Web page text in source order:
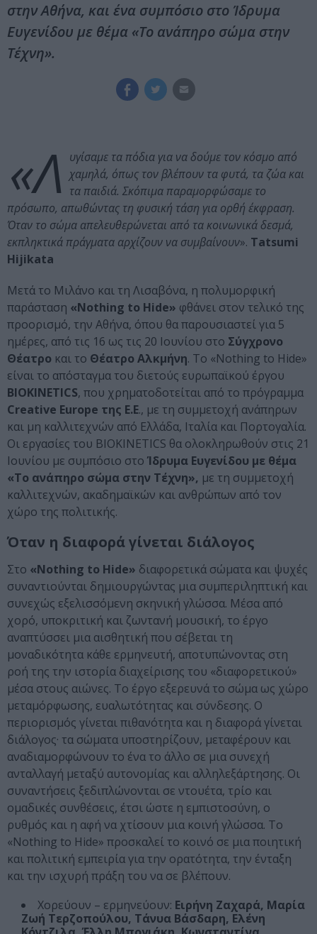
στην Αθήνα, και ένα συμπόσιο στο Ίδρυμα
Ευγενίδου με θέμα «Το ανάπηρο σώμα στην
Τέχνη».
«Λ υγίσαμε τα πόδια για να δούμε τον κόσμο από
χαμηλά, όπως τον βλέπουν τα φυτά, τα ζώα και
τα παιδιά. Σκόπιμα παραμορφώσαμε το
πρόσωπο, απωθώντας τη φυσική τάση για ορθή έκφραση.
Όταν το σώμα απελευθερώνεται από τα κοινωνικά δεσμά,
εκπληκτικά πράγματα αρχίζουν να συμβαίνουν». Tatsumi
Hijikata
Μετά το Μιλάνο και τη Λισαβόνα, η πολυμορφική
παράσταση «Nothing to Hide» φθάνει στον τελικό της
προορισμό, την Αθήνα, όπου θα παρουσιαστεί για 5
ημέρες, από τις 16 ως τις 20 Ιουνίου στο Σύγχρονο
Θέατρο και το Θέατρο Αλκμήνη. Το «Nothing to Hide»
είναι το απόσταγμα του διετούς ευρωπαϊκού έργου
BIOKINETICS, που χρηματοδοτείται από το πρόγραμμα
Creative Europe της Ε.Ε., με τη συμμετοχή ανάπηρων
και μη καλλιτεχνών από Ελλάδα, Ιταλία και Πορτογαλία.
Οι εργασίες του BIOKINETICS θα ολοκληρωθούν στις 21
Ιουνίου με συμπόσιο στο Ίδρυμα Ευγενίδου με θέμα
«Το ανάπηρο σώμα στην Τέχνη», με τη συμμετοχή
καλλιτεχνών, ακαδημαϊκών και ανθρώπων από τον
χώρο της πολιτικής.
Όταν η διαφορά γίνεται διάλογος
Στο «Nothing to Hide» διαφορετικά σώματα και ψυχές
συναντιούνται δημιουργώντας μια συμπεριληπτική και
συνεχώς εξελισσόμενη σκηνική γλώσσα. Μέσα από
χορό, υποκριτική και ζωντανή μουσική, το έργο
αναπτύσσει μια αισθητική που σέβεται τη
μοναδικότητα κάθε ερμηνευτή, αποτυπώνοντας στη
ροή της την ιστορία διαχείρισης του «διαφορετικού»
μέσα στους αιώνες. Το έργο εξερευνά το σώμα ως χώρο
μεταμόρφωσης, ευαλωτότητας και σύνδεσης. Ο
περιορισμός γίνεται πιθανότητα και η διαφορά γίνεται
διάλογος· τα σώματα υποστηρίζουν, μεταφέρουν και
αναδιαμορφώνουν το ένα το άλλο σε μια συνεχή
ανταλλαγή μεταξύ αυτονομίας και αλληλεξάρτησης. Οι
συναντήσεις ξεδιπλώνονται σε ντουέτα, τρίο και
ομαδικές συνθέσεις, έτσι ώστε η εμπιστοσύνη, ο
ρυθμός και η αφή να χτίσουν μια κοινή γλώσσα. Το
«Nothing to Hide» προσκαλεί το κοινό σε μια ποιητική
και πολιτική εμπειρία για την ορατότητα, την ένταξη
και την ισχυρή πράξη του να σε βλέπουν.
Χορεύουν – ερμηνεύουν: Ειρήνη Ζαχαρά, Μαρία
Ζωή Τερζοπούλου, Τάνυα Βάσδαρη, Ελένη